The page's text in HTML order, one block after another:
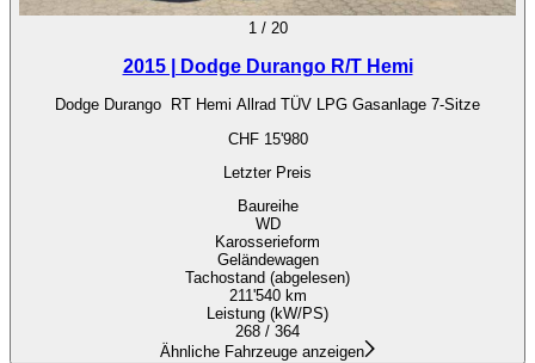
1/ 20
2015 | Dodge Durango R/T Hemi
Dodge Durango RT Hemi Allrad TÜV LPG Gasanlage 7-Sitze
CHF 15'980
Letzter Preis
Baureihe
WD
Karosserieform
Geländewagen
Tachostand (abgelesen)
211'540 km
Leistung (kW/PS)
268 / 364
Ähnliche Fahrzeuge anzeigen